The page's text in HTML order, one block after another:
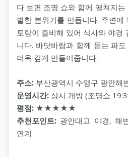
다 보면 조명 쇼와 함께 펼쳐지
별한 분위기를 만듭니다. 주변에
토랑이 즐비해 있어 식사와 야경
니다. 바닷바람과 함께 듣는 파
더욱 깊게 만들어줍니다.
주소: 부산광역시 수영구 광안해
운영시간: 상시 개방 (조명쇼
평점: ★★★★★
추천포인트: 광안대교 야경, 해
연계